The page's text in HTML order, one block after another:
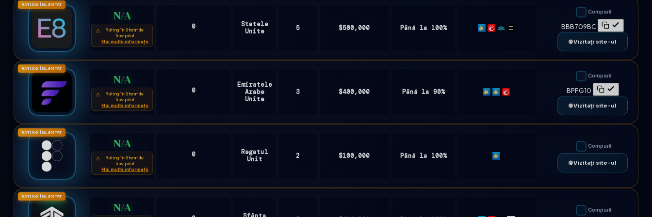
RATING ÎNLEMTAT
N/A
⚠
Rating înlăturat de
Trustpilot
Mai multe informații
0
Statele
Unite
5 $500,000 Până la 100% MT5cTrader
Match-TradeLocker
Compară
BBB709BC
🌐 Vizitați site-ul
RATING ÎNLEMTAT
N/A
⚠
Rating înlăturat de
Trustpilot
Mai multe informații
0
Emiratele
Arabe
Unite
3 $400,000 Până la 90% MT4MT5cTrader
Compară
BPFG10
🌐 Vizitați site-ul
RATING ÎNLEMTAT
N/A
⚠
Rating înlăturat de
Trustpilot
Mai multe informații
0
Regatul
Unit
2 $100,000 Până la 100% MT5
Compară
🌐 Vizitați site-ul
RATING ÎNLEMTAT
N/A Compară